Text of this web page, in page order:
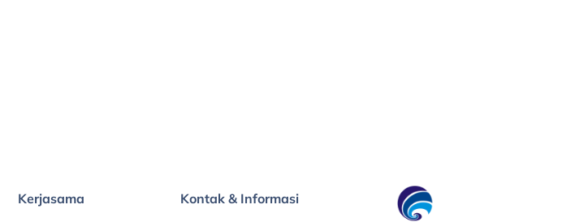
Kerjasama Kontak & Informasi